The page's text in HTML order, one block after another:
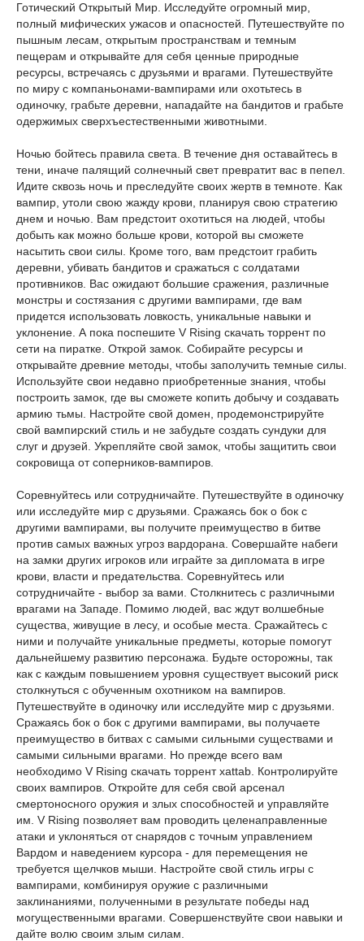
Готический Открытый Мир. Исследуйте огромный мир,
полный мифических ужасов и опасностей. Путешествуйте по
пышным лесам, открытым пространствам и темным
пещерам и открывайте для себя ценные природные
ресурсы, встречаясь с друзьями и врагами. Путешествуйте
по миру с компаньонами-вампирами или охотьтесь в
одиночку, грабьте деревни, нападайте на бандитов и грабьте
одержимых сверхъестественными животными.
Ночью бойтесь правила света. В течение дня оставайтесь в
тени, иначе палящий солнечный свет превратит вас в пепел.
Идите сквозь ночь и преследуйте своих жертв в темноте. Как
вампир, утоли свою жажду крови, планируя свою стратегию
днем и ночью. Вам предстоит охотиться на людей, чтобы
добыть как можно больше крови, которой вы сможете
насытить свои силы. Кроме того, вам предстоит грабить
деревни, убивать бандитов и сражаться с солдатами
противников. Вас ожидают большие сражения, различные
монстры и состязания с другими вампирами, где вам
придется использовать ловкость, уникальные навыки и
уклонение. А пока поспешите V Rising скачать торрент по
сети на пиратке. Открой замок. Собирайте ресурсы и
открывайте древние методы, чтобы заполучить темные силы.
Используйте свои недавно приобретенные знания, чтобы
построить замок, где вы сможете копить добычу и создавать
армию тьмы. Настройте свой домен, продемонстрируйте
свой вампирский стиль и не забудьте создать сундуки для
слуг и друзей. Укрепляйте свой замок, чтобы защитить свои
сокровища от соперников-вампиров.
Соревнуйтесь или сотрудничайте. Путешествуйте в одиночку
или исследуйте мир с друзьями. Сражаясь бок о бок с
другими вампирами, вы получите преимущество в битве
против самых важных угроз вардорана. Совершайте набеги
на замки других игроков или играйте за дипломата в игре
крови, власти и предательства. Соревнуйтесь или
сотрудничайте - выбор за вами. Столкнитесь с различными
врагами на Западе. Помимо людей, вас ждут волшебные
существа, живущие в лесу, и особые места. Сражайтесь с
ними и получайте уникальные предметы, которые помогут
дальнейшему развитию персонажа. Будьте осторожны, так
как с каждым повышением уровня существует высокий риск
столкнуться с обученным охотником на вампиров.
Путешествуйте в одиночку или исследуйте мир с друзьями.
Сражаясь бок о бок с другими вампирами, вы получаете
преимущество в битвах с самыми сильными существами и
самыми сильными врагами. Но прежде всего вам
необходимо V Rising скачать торрент xattab. Контролируйте
своих вампиров. Откройте для себя свой арсенал
смертоносного оружия и злых способностей и управляйте
им. V Rising позволяет вам проводить целенаправленные
атаки и уклоняться от снарядов с точным управлением
Вардом и наведением курсора - для перемещения не
требуется щелчков мыши. Настройте свой стиль игры с
вампирами, комбинируя оружие с различными
заклинаниями, полученными в результате победы над
могущественными врагами. Совершенствуйте свои навыки и
дайте волю своим злым силам.